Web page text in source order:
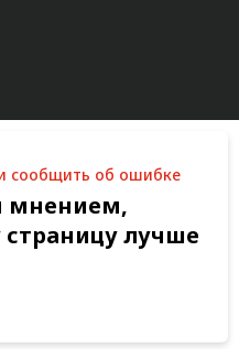
сообщить об ошибке
мнением,
страницу лучше